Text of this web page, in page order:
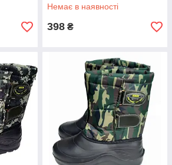
Немає в наявності
398 ₴